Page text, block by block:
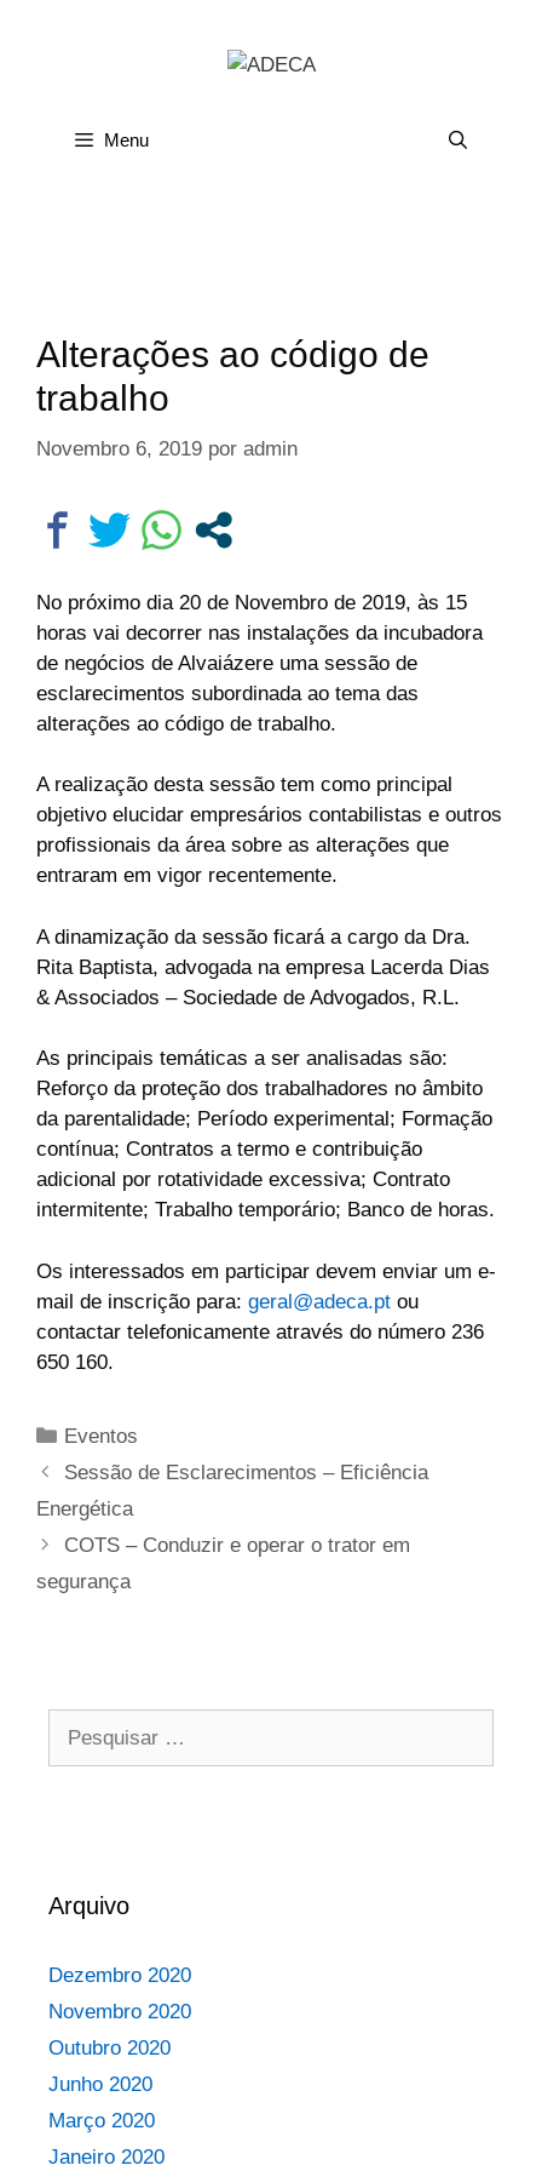
Menu
Alterações ao código de
trabalho
Novembro 6, 2019 por admin
No próximo dia 20 de Novembro de 2019, às 15
horas vai decorrer nas instalações da incubadora
de negócios de Alvaiázere uma sessão de
esclarecimentos subordinada ao tema das
alterações ao código de trabalho.
A realização desta sessão tem como principal
objetivo elucidar empresários contabilistas e outros
profissionais da área sobre as alterações que
entraram em vigor recentemente.
A dinamização da sessão ficará a cargo da Dra.
Rita Baptista, advogada na empresa Lacerda Dias
& Associados – Sociedade de Advogados, R.L.
As principais temáticas a ser analisadas são:
Reforço da proteção dos trabalhadores no âmbito
da parentalidade; Período experimental; Formação
contínua; Contratos a termo e contribuição
adicional por rotatividade excessiva; Contrato
intermitente; Trabalho temporário; Banco de horas.
Os interessados em participar devem enviar um e-
mail de inscrição para: geral@adeca.pt ou
contactar telefonicamente através do número 236
650 160.
Eventos
Sessão de Esclarecimentos – Eficiência
Energética
COTS – Conduzir e operar o trator em
segurança
Arquivo
Dezembro 2020
Novembro 2020
Outubro 2020
Junho 2020
Março 2020
Janeiro 2020